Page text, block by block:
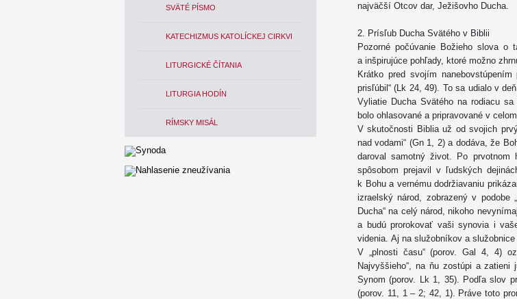
SVÄTÉ PÍSMO
KATECHIZMUS KATOLÍCKEJ CIRKVI
LITURGICKÉ ČÍTANIA
LITURGIA HODÍN
RÍMSKY MISÁL
najväčší Otcov dar, Ježišovho Ducha.
2. Prísľub Ducha Svätého v Biblii
Pozorné počúvanie Božieho slova o
a inšpirujúce pohľady, ktoré možno
Krátko pred svojím
prisľúbil“ (Lk 24, 49). To sa udialo v
Vyliatie Ducha Svätého na rodiacu
bolo ohlasované a pripravované v
V skutočnosti Biblia už od svojich
nad vodami“ (Gn 1, 2) a dodáva, že
daroval samotný život. Po prvotnom
spôsobom prejavil v ľudských
k Bohu a vernému dodržiavaniu
izraelský národ, zobrazený v podobe
Ducha“ na celý národ, nikoho
a budú prorokovať vaši synovia i
videnia. Aj na služobníkov a
V „plnosti času“ (porov. Gal 4, 4)
Najvyššieho“, na ňu zostúpi a
Synom (porov. Lk 1, 35). Podľa slov
(porov. 11, 1 – 2; 42, 1). Práve toto